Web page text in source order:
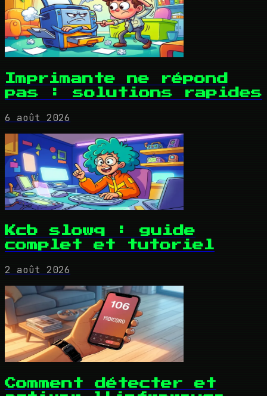
Imprimante ne répond
pas : solutions rapides
6 août 2026
Kcb slowq : guide
complet et tutoriel
2 août 2026
Comment détecter et